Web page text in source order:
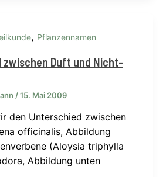
, Pflanzennamen
zwischen Duft und Nicht-
/15. Mai 2009
den Unterschied zwischen
officinalis, Abbildung
(Aloysia triphylla
Abbildung unten